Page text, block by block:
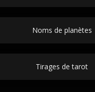
Noms de planètes
Tirages de tarot